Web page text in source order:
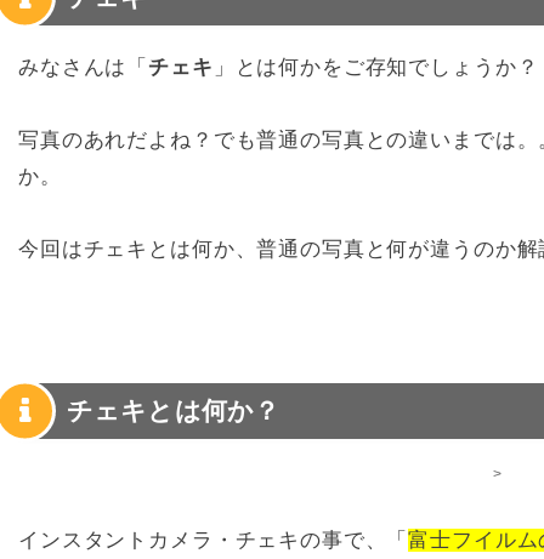
みなさんは「チェキ 」とは何かをご存知でしょうか？
写真のあれだよね？でも普通の写真との違いまでは
か。
今回はチェキとは何か、普通の写真と何が違うのか
チェキとは何か？
>
インスタントカメラ・チェキの事で、「富士フイル